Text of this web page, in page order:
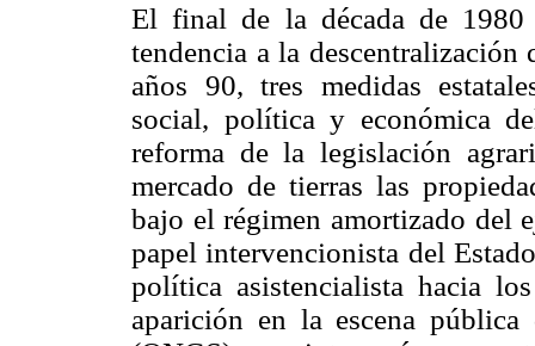
El final de la década de
tendencia a la descentralización
años 90, tres medidas
social, política y económica
reforma de la legislación
mercado de tierras las
bajo el régimen amortizado del
papel intervencionista del
política asistencialista hacia
aparición en la escena pública